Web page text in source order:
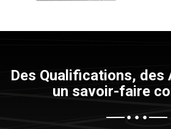
Des Qualifications, des
un savoir-faire